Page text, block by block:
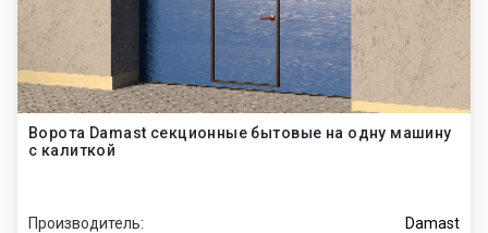
Ворота Damast секционные бытовые на одну машину
с калиткой
Производитель:
Damast